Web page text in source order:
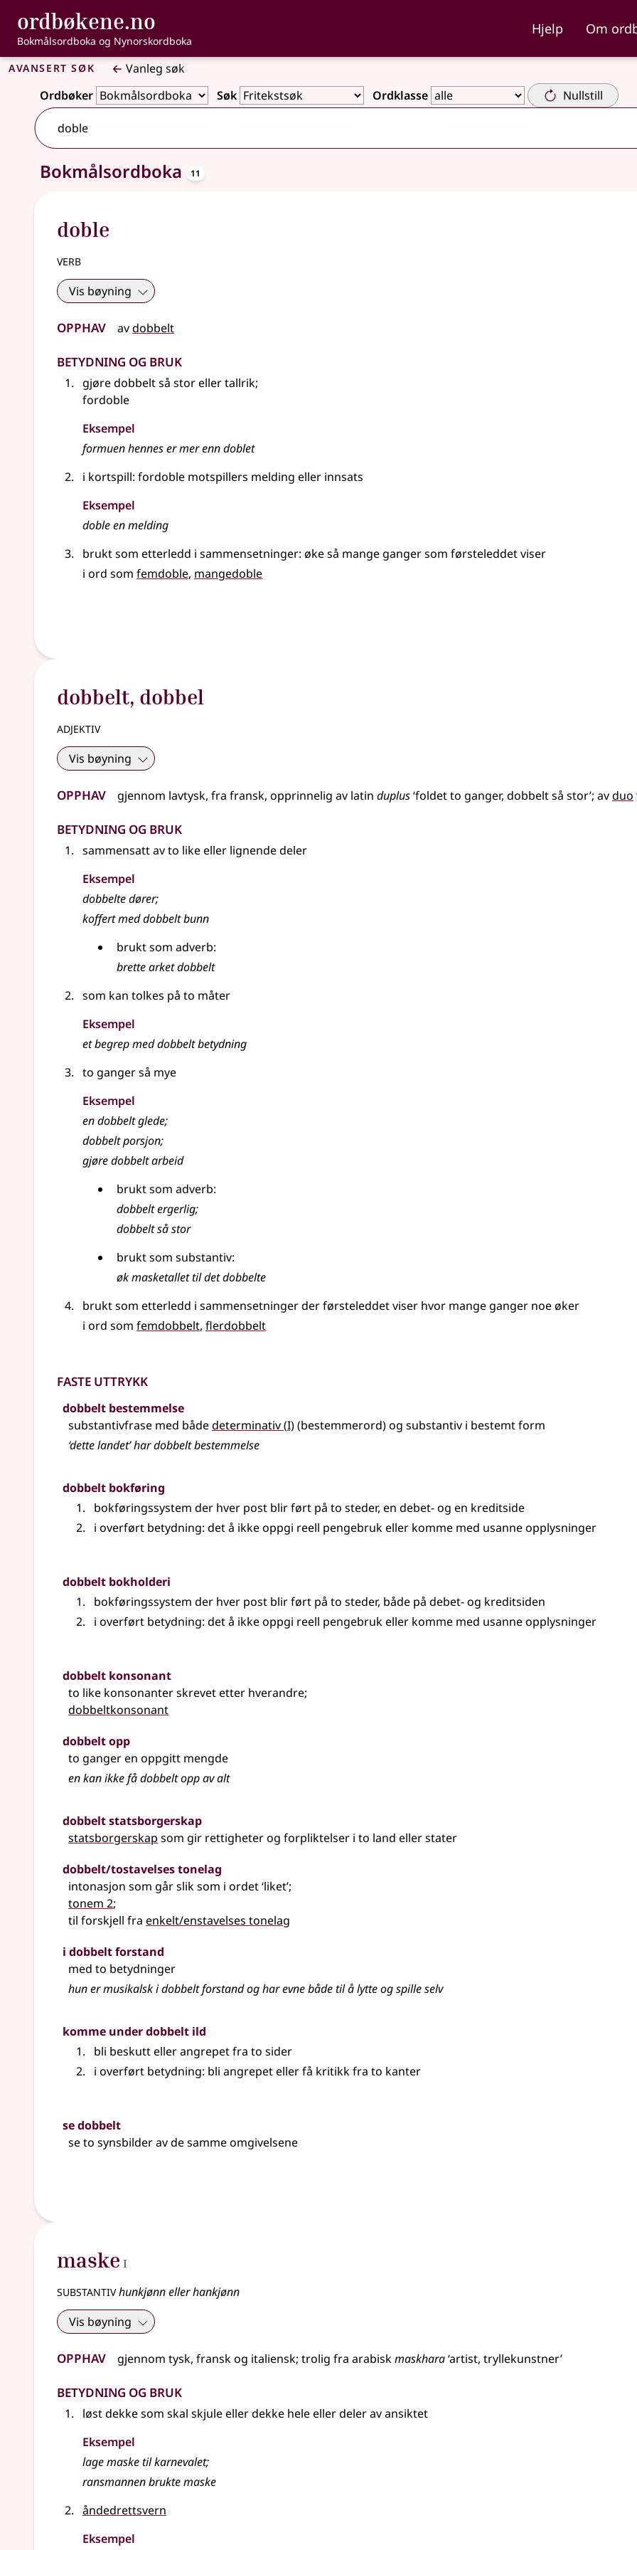
Gå til hovudinnhald
Tilgjenge
ordbøkene.no , Bokmålsordboka og Nynorskordboka
Bokmålsordboka og Nynorskordboka
Hjelp Om
Avansert søk
Vanleg søk
Ordbøker
Søk Ordklasse Nullstill
11 treff
Bokmålsordboka 11 oppslagsord
doble
verb
Vis bøyning
Opphav avdobbelt
Betydning og bruk
gjøre dobbelt så stor eller tallrik;
fordoble
Eksempel
formuen hennes er mer enndoblet
i kortspill: fordoble motspillers melding eller innsats
Eksempel
doble en melding
brukt som etterledd i sammensetninger: øke så mange ganger som førsteleddet viser
i ord som femdoble mangedoble
dobbelt, dobbel
adjektiv
Vis bøyning
Opphav gjennom lavtysk, fra fransk, opprinnelig av latin duplus‘foldet to ganger, dobbelt så stor’; avduo
Betydning og bruk
sammensatt av to likeeller lignende deler
Eksempel
dobbelte dører;
koffert med dobbelt bunn
brukt som adverb:
brette arket dobbelt
som kan tolkes på to måter
Eksempel
et begrep med dobbelt betydning
to ganger så mye
Eksempel
en dobbelt glede;
dobbelt porsjon;
gjøre dobbelt arbeid
brukt som adverb:
dobbelt ergerlig;
dobbelt så stor
brukt som substantiv:
øk masketallet til det dobbelte
brukt som etterledd i sammensetninger der førsteleddet viser hvor mange ganger noe øker
i ord som femdobbelt flerdobbelt
Faste uttrykk
dobbelt bestemmelse
substantivfrase med bådedeterminativ(1
I)(bestemmerord) og substantiv i bestemt form
‘dette landet’ har dobbelt bestemmelse
dobbelt bokføring
bokføringssystem der hver post blir ført på to steder, en debet- og en kreditside
i overført betydning: det å ikke oppgi reell pengebruk eller komme med usanne opplysninger
dobbelt bokholderi
bokføringssystem der hver post blir ført på to steder, både på debet- og kreditsiden
i overført betydning: det å ikke oppgi reell pengebruk eller komme med usanne opplysninger
dobbelt konsonant
to like konsonanter skrevet etter hverandre;
dobbeltkonsonant
dobbelt opp
to ganger en oppgitt mengde
en kan ikke få dobbelt opp av alt
dobbelt statsborgerskap
statsborgerskap som gir rettigheter og forpliktelser i to land eller stater
dobbelt/tostavelses tonelag
intonasjon som går slik som i ordet ‘liket’;
tonem 2;
til forskjell fra enkelt/enstavelses tonelag
i dobbelt forstand
med to betydninger
hun er musikalsk i dobbelt forstand og har evne både til å lytte og spille selv
komme under dobbelt ild
bli beskutt eller angrepet fra to sider
i overført betydning: bli angrepet eller få kritikk fra to kanter
se dobbelt
se to synsbilder av de samme omgivelsene
maske I
substantivhunkjønn eller hankjønn
Vis bøyning
Opphav gjennom tysk, franskog italiensk; trolig fra arabiskmaskhara‘artist, tryllekunstner’
Betydning og bruk
løst dekke som skal skjuleellerdekke hele eller deler av ansiktet
Eksempel
lage maske til karnevalet;
ransmannen bruktemaske
åndedrettsvern
Eksempel